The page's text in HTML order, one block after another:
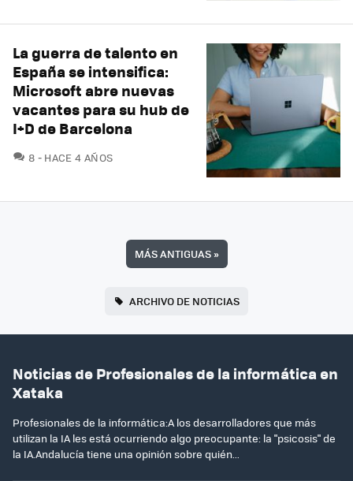
La guerra de talento en
España se intensifica:
Microsoft abre nuevas
vacantes para su hub de
I+D de Barcelona
8 COMENTARIOS
HACE 4 AÑOS
MÁS ANTIGUAS»
ARCHIVO DE NOTICIAS
Noticias de Profesionales de la informática en
Xataka
Profesionales de la informática:A los desarrolladores que más
utilizan la IA les está ocurriendo algo preocupante: la "psicosis" de
la IA.Andalucía tiene una opinión sobre quién...